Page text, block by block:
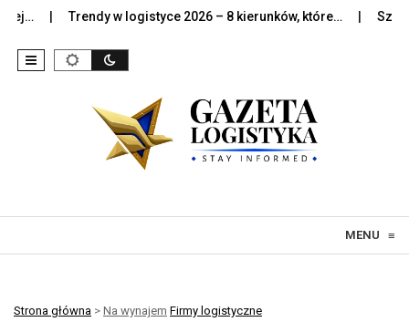
Trendy w logistyce 2026 – 8 kierunków, które… Sztuczna
MENU ≡
Strona główna > Na wynajem Firmy logistyczne